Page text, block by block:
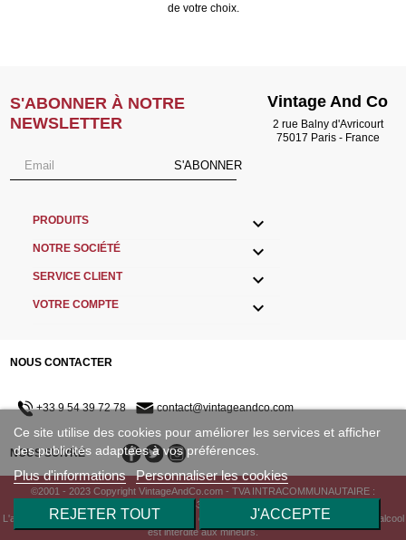
Ce site utilise des cookies pour améliorer les services et afficher
des publicités adaptées à vos préférences.
Plus d'informations Personnaliser les cookies
REJETER TOUT J'ACCEPTE
de votre choix.
S'ABONNER À NOTRE
NEWSLETTER
S'ABONNER
PRODUITS 
NOTRE SOCIÉTÉ 
SERVICE CLIENT 
VOTRE COMPTE 
Vintage And Co
2 rue Balny d'Avricourt
75017 Paris - France
NOUS CONTACTER
+33 9 54 39 72 78 contact@vintageandco.com
NOUS SUIVRE
©2001 - 2023 Copyright VintageAndCo.com - TVA INTRACOMMUNAUTAIRE :
FR33433498730
L'abus d'alcool est dangereux pour la santé, consommez avec modération. la vente d'alcool
est interdite aux mineurs.